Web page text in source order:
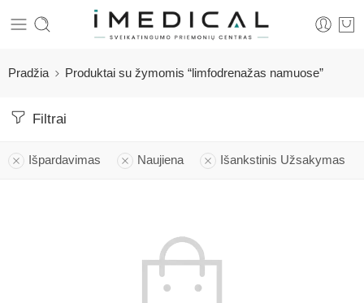
Pradžia Produktai su žymomis “limfodrenažas namuose”
Filtrai
Išpardavimas Naujiena Išankstinis Užsakymas